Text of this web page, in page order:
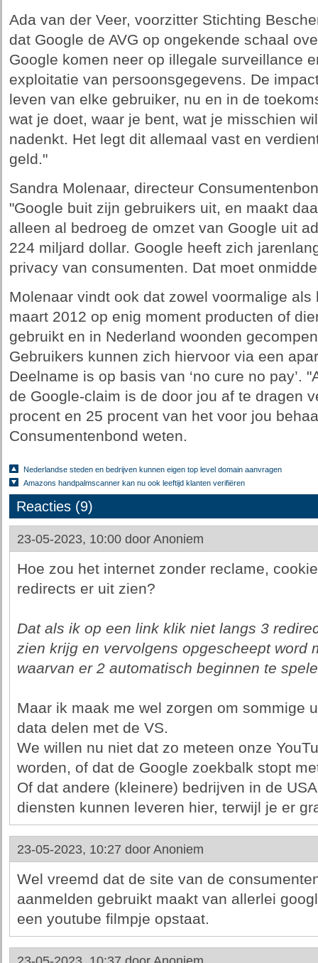
Ada van der Veer, voorzitter Stichting
dat Google de AVG op ongekende schaal
Google komen neer op illegale surveillance
exploitatie van persoonsgegevens. De
leven van elke gebruiker, nu en in de
wat je doet, waar je bent, wat je misschien
nadenkt. Het legt dit allemaal vast en
geld."
Sandra Molenaar, directeur
"Google buit zijn gebruikers uit, en maakt
alleen al bedroeg de omzet van Google uit
224 miljard dollar. Google heeft zich
privacy van consumenten. Dat moet
Molenaar vindt ook dat zowel voormalige
maart 2012 op enig moment producten of
gebruikt en in Nederland woonden
Gebruikers kunnen zich hiervoor via een
Deelname is op basis van ‘no cure no pay’.
de Google-claim is de door jou af te dragen
procent en 25 procent van het voor jou
Consumentenbond weten.
Nederlandse steden en bedrijven kunnen eigen top level domain aanvragen
Amazons handpalmscanner kan nu ook leeftijd klanten verifiëren
Reacties (9)
23-05-2023, 10:00 door Anoniem
Hoe zou het internet zonder reclame,
redirects er uit zien?
Dat als ik op een link klik niet langs 3
zien krijg en vervolgens opgescheept word
waarvan er 2 automatisch beginnen te
Maar ik maak me wel zorgen om sommige
data delen met de VS.
We willen nu niet dat zo meteen onze
worden, of dat de Google zoekbalk stopt
Of dat andere (kleinere) bedrijven in de
diensten kunnen leveren hier, terwijl je er
23-05-2023, 10:27 door Anoniem
Wel vreemd dat de site van de
aanmelden gebruikt maakt van allerlei
een youtube filmpje opstaat.